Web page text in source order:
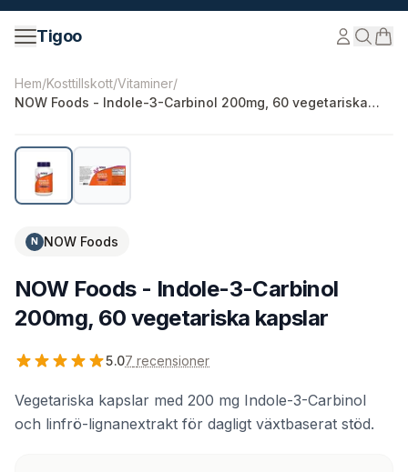
Hoppa till innehåll
Tigoo
©2026Nutri Nordic AB.
Hem/Kosttillskott/Vitaminer/
NOW Foods - Indole-3-Carbinol 200mg, 60 vegetariska
N NOW Foods
NOW Foods - Indole-3-Carbinol
200mg, 60 vegetariska kapslar
5.07 recensioner
Vegetariska kapslar med 200 mg Indole-3-Carbinol
och linfrö-lignanextrakt för dagligt växtbaserat stöd.